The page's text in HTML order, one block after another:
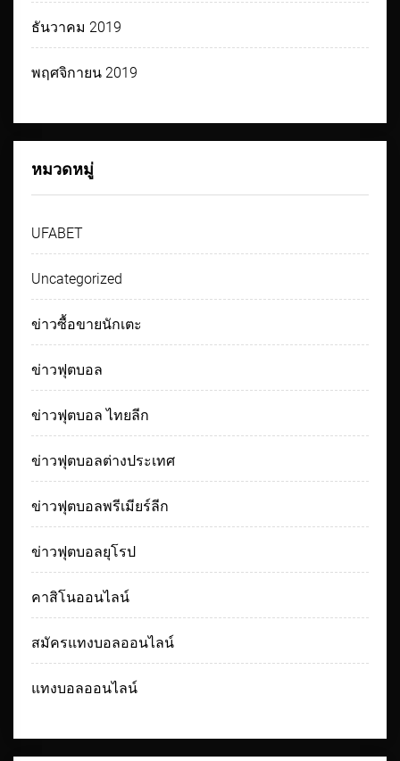
ธันวาคม 2019
พฤศจิกายน 2019
หมวดหมู่
UFABET
Uncategorized
ข่าวซื้อขายนักเตะ
ข่าวฟุตบอล
ข่าวฟุตบอล ไทยลีก
ข่าวฟุตบอลต่างประเทศ
ข่าวฟุตบอลพรีเมียร์ลีก
ข่าวฟุตบอลยุโรป
คาสิโนออนไลน์
สมัครแทงบอลออนไลน์
แทงบอลออนไลน์